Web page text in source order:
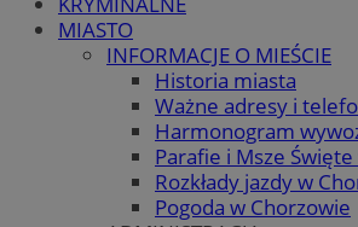
MIASTO
INFORMACJE O MIEŚCIE
Historia miasta
Ważne adresy i
Harmonogram
Parafie i Msze
Rozkłady jazdy w
Pogoda w Chorzowie